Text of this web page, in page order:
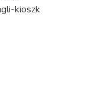
kioszk